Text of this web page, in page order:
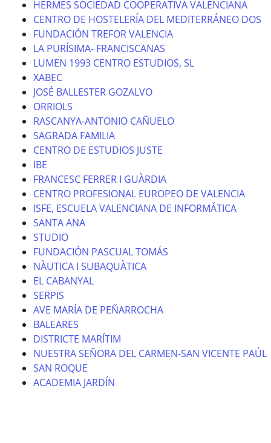
HERMES SOCIEDAD COOPERATIVA VALENCIANA
CENTRO DE HOSTELERÍA DEL MEDITERRÁNEO DOS
FUNDACIÓN TREFOR VALENCIA
LA PURÍSIMA- FRANCISCANAS
LUMEN 1993 CENTRO ESTUDIOS, SL
XABEC
JOSÉ BALLESTER GOZALVO
ORRIOLS
RASCANYA-ANTONIO CAÑUELO
SAGRADA FAMILIA
CENTRO DE ESTUDIOS JUSTE
IBE
FRANCESC FERRER I GUÀRDIA
CENTRO PROFESIONAL EUROPEO DE VALENCIA
ISFE, ESCUELA VALENCIANA DE INFORMÁTICA
SANTA ANA
STUDIO
FUNDACIÓN PASCUAL TOMÁS
NÀUTICA I SUBAQUÀTICA
EL CABANYAL
SERPIS
AVE MARÍA DE PEÑARROCHA
BALEARES
DISTRICTE MARÍTIM
NUESTRA SEÑORA DEL CARMEN-SAN VICENTE PAÚL
SAN ROQUE
ACADEMIA JARDÍN